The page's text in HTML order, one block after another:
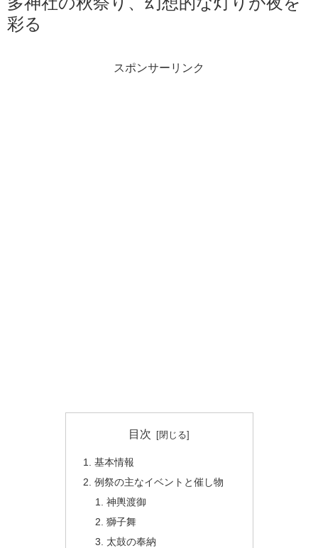
彩る
スポンサーリンク
目次
基本情報
例祭の主なイベントと催し物
神輿渡御
獅子舞
太鼓の奉納